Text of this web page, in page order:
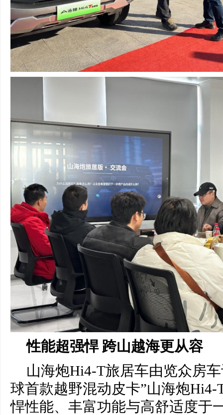
性能超强悍跨山越海更从容
山海炮Hi4-T旅居车由览众房
球首款越野混动皮卡”山海炮
悍性能、丰富功能与高舒适度于